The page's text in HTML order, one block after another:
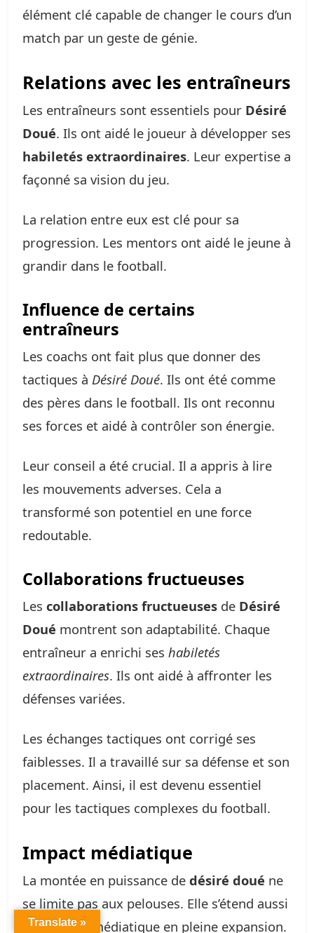
élément clé capable de changer le cours d’un
match par un geste de génie.
Relations avec les entraîneurs
Les entraîneurs sont essentiels pour Désiré
Doué. Ils ont aidé le joueur à développer ses
habiletés extraordinaires. Leur expertise a
façonné sa vision du jeu.
La relation entre eux est clé pour sa
progression. Les mentors ont aidé le jeune à
grandir dans le football.
Influence de certains
entraîneurs
Les coachs ont fait plus que donner des
tactiques à Désiré Doué. Ils ont été comme
des pères dans le football. Ils ont reconnu
ses forces et aidé à contrôler son énergie.
Leur conseil a été crucial. Il a appris à lire
les mouvements adverses. Cela a
transformé son potentiel en une force
redoutable.
Collaborations fructueuses
Les collaborations fructueuses de Désiré
Doué montrent son adaptabilité. Chaque
entraîneur a enrichi ses habiletés
extraordinaires. Ils ont aidé à affronter les
défenses variées.
Les échanges tactiques ont corrigé ses
faiblesses. Il a travaillé sur sa défense et son
placement. Ainsi, il est devenu essentiel
pour les tactiques complexes du football.
Impact médiatique
La montée en puissance de désiré doué ne
se limite pas aux pelouses. Elle s’étend aussi
à la sphère médiatique en pleine expansion.
Translate »